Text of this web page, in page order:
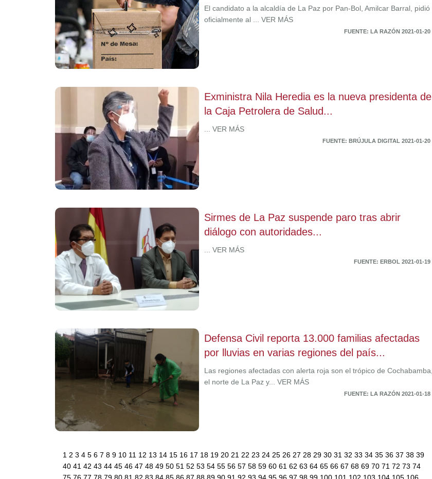
El candidato a la alcaldía de La Paz por Pan-Bol, Amilcar Barral, pidió
oficialmente al ... VER MÁS
FUENTE: LA RAZÓN 2021-01-20
Exministra Nila Heredia es la nueva presidenta de
la Caja Petrolera de Salud...
... VER MÁS
FUENTE: BRÚJULA DIGITAL 2021-01-20
Sirmes de La Paz suspende paro tras abrir
diálogo con autoridades...
... VER MÁS
FUENTE: ERBOL 2021-01-19
Defensa Civil reporta 13.000 familias afectadas
por lluvias en varias regiones del país...
Las regiones afectadas con alerta roja son el trópico de Cochabamba,
el norte de La Paz y... VER MÁS
FUENTE: LA RAZÓN 2021-01-18
1 2 3 4 5 6 7 8 9 10 11 12 13 14 15 16 17 18 19 20 21 22 23 24 25 26 27 28 29 30 31 32 33 34 35 36 37 38 39
40 41 42 43 44 45 46 47 48 49 50 51 52 53 54 55 56 57 58 59 60 61 62 63 64 65 66 67 68 69 70 71 72 73 74